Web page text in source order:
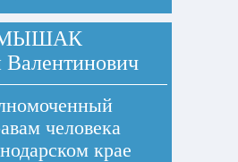
Валентинович
человека
крае